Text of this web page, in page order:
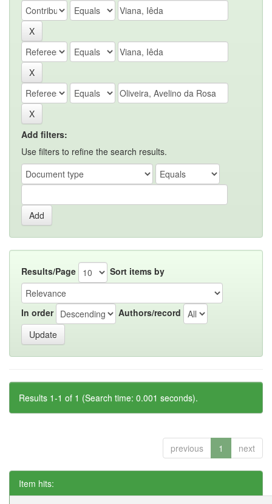
Add filters:
Use filters to refine the search results.
Results/Page Sort items by
In order Authors/record
Results 1-1 of 1 (Search time: 0.001 seconds).
previous 1 next
Item hits: